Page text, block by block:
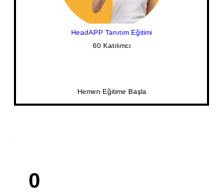
HeadAPP Tanıtım Eğitimi
60 Katılımcı
Hemen Eğitime Başla
0